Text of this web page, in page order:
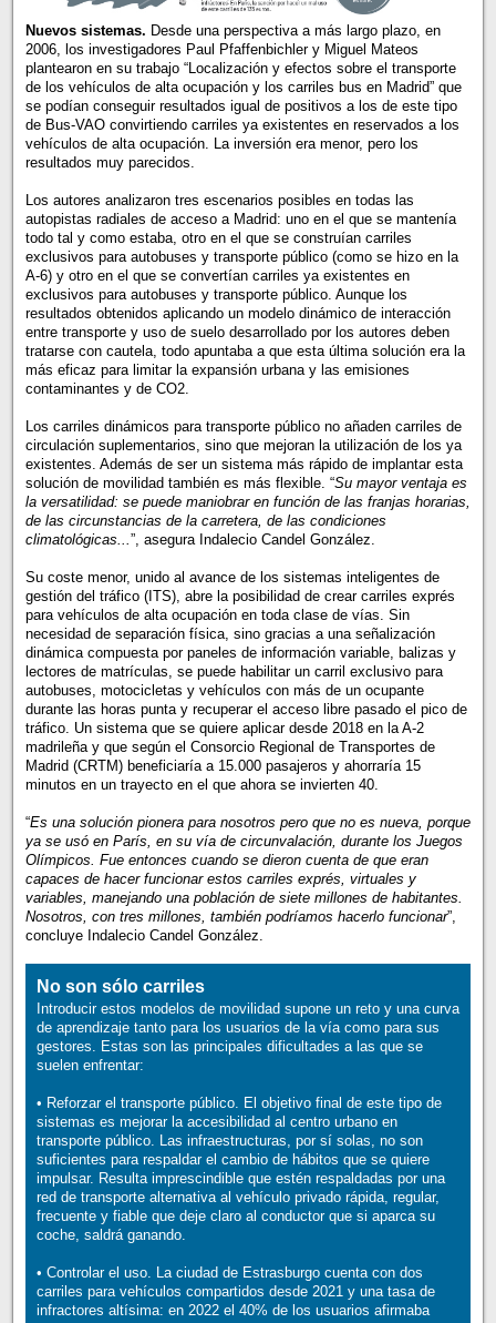
Nuevos sistemas. Desde una perspectiva a más largo plazo, en
2006, los investigadores Paul Pfaffenbichler y Miguel Mateos
plantearon en su trabajo “Localización y efectos sobre el transporte
de los vehículos de alta ocupación y los carriles bus en Madrid” que
se podían conseguir resultados igual de positivos a los de este tipo
de Bus-VAO convirtiendo carriles ya existentes en reservados a los
vehículos de alta ocupación. La inversión era menor, pero los
resultados muy parecidos.
Los autores analizaron tres escenarios posibles en todas las
autopistas radiales de acceso a Madrid: uno en el que se mantenía
todo tal y como estaba, otro en el que se construían carriles
exclusivos para autobuses y transporte público (como se hizo en la
A-6) y otro en el que se convertían carriles ya existentes en
exclusivos para autobuses y transporte público. Aunque los
resultados obtenidos aplicando un modelo dinámico de interacción
entre transporte y uso de suelo desarrollado por los autores deben
tratarse con cautela, todo apuntaba a que esta última solución era la
más eficaz para limitar la expansión urbana y las emisiones
contaminantes y de CO2.
Los carriles dinámicos para transporte público no añaden carriles de
circulación suplementarios, sino que mejoran la utilización de los ya
existentes. Además de ser un sistema más rápido de implantar esta
solución de movilidad también es más flexible. “Su mayor ventaja es
la versatilidad: se puede maniobrar en función de las franjas horarias,
de las circunstancias de la carretera, de las condiciones
climatológicas...”, asegura Indalecio Candel González.
Su coste menor, unido al avance de los sistemas inteligentes de
gestión del tráfico (ITS), abre la posibilidad de crear carriles exprés
para vehículos de alta ocupación en toda clase de vías. Sin
necesidad de separación física, sino gracias a una señalización
dinámica compuesta por paneles de información variable, balizas y
lectores de matrículas, se puede habilitar un carril exclusivo para
autobuses, motocicletas y vehículos con más de un ocupante
durante las horas punta y recuperar el acceso libre pasado el pico de
tráfico. Un sistema que se quiere aplicar desde 2018 en la A-2
madrileña y que según el Consorcio Regional de Transportes de
Madrid (CRTM) beneficiaría a 15.000 pasajeros y ahorraría 15
minutos en un trayecto en el que ahora se invierten 40.
“Es una solución pionera para nosotros pero que no es nueva, porque
ya se usó en París, en su vía de circunvalación, durante los Juegos
Olímpicos. Fue entonces cuando se dieron cuenta de que eran
capaces de hacer funcionar estos carriles exprés, virtuales y
variables, manejando una población de siete millones de habitantes.
Nosotros, con tres millones, también podríamos hacerlo funcionar”,
concluye Indalecio Candel González.
No son sólo carriles
Introducir estos modelos de movilidad supone un reto y una curva
de aprendizaje tanto para los usuarios de la vía como para sus
gestores. Estas son las principales dificultades a las que se
suelen enfrentar:
• Reforzar el transporte público. El objetivo final de este tipo de
sistemas es mejorar la accesibilidad al centro urbano en
transporte público. Las infraestructuras, por sí solas, no son
suficientes para respaldar el cambio de hábitos que se quiere
impulsar. Resulta imprescindible que estén respaldadas por una
red de transporte alternativa al vehículo privado rápida, regular,
frecuente y fiable que deje claro al conductor que si aparca su
coche, saldrá ganando.
• Controlar el uso. La ciudad de Estrasburgo cuenta con dos
carriles para vehículos compartidos desde 2021 y una tasa de
infractores altísima: en 2022 el 40% de los usuarios afirmaba